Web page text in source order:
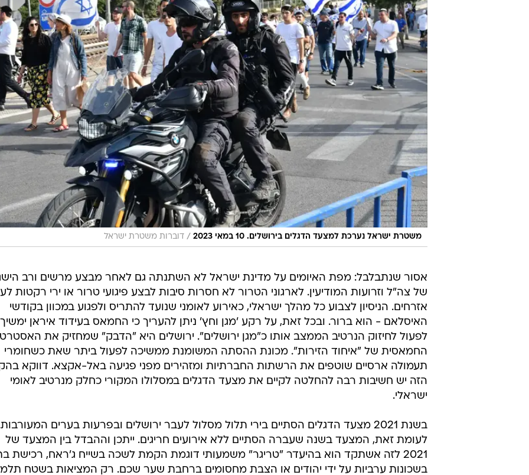
משטרת ישראל נערכת למצעד הדגלים בירושלים. 10 במאי 2023 / דוברות משטרת ישראל
אסור שנתבלבל: מפת האיומים על מדינת ישראל לא השתנתה גם לאחר מבצע מרשים ורב
של צה"ל וזרועות המודיעין. לארגוני הטרור לא חסרות סיבות לבצע פיגועי טרור או ירי רקטות
אזרחים. הניסיון לצבוע כל מהלך ישראלי, כאירוע לאומני שנועד להתריס ולפגוע במכוון בקודשי
האיסלאם - הוא ברור. ובכל זאת, על רקע 'מגן וחץ' ניתן להעריך כי החמאס בעידוד איראן ימשיך
לפעול לחיזוק הנרטיב הממצב אותו כ"מגן ירושלים". ירושלים היא "הדבק" שמחזיק את
החמאסית של "איחוד הזירות". מכונת ההסתה המשומנת ממשיכה לפעול ביתר שאת כשחומרי
תעמולה ארסיים שוטפים את הרשתות החברתיות ומזהירים מפני פגיעה באל-אקצא. דווקא
הזה יש חשיבות רבה להחלטה לקיים את מצעד הדגלים במסלולו המקורי כחלק מנרטיב לאומי
ישראלי.
בשנת 2021 מצעד הדגלים הסתיים בירי תלול מסלול לעבר ירושלים ובפרעות בערים
לעומת זאת, המצעד בשנה שעברה הסתיים ללא אירועים חריגים. ייתכן וההבדל בין המצעד של
2021 לזה אשתקד הוא בהיעדר "טריגר" משמעותי דוגמת הקמת לשכה בשייח ג'ראח, רכישת
בשכונות ערביות על ידי יהודים או הצבת מחסומים ברחבת שער שכם. רק המציאות בשטח